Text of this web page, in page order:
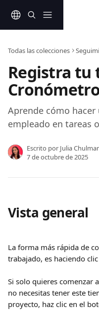
Todas las colecciones
Registra tu
Aprende cómo
empleado en tareas
Escrito por Julia
7 de octubre de 2025
Vista general
La forma más rápida de
trabajado, es haciendo
Si solo quieres comenzar
no necesitas tener este
proyecto, haz clic en el